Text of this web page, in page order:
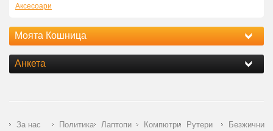
Аксесоари
Моята Кошница
Анкета
За нас
Политика
Лаптопи
Компютри
Рутери
Безжични